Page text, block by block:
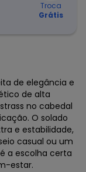
Troca
Grátis
de elegância e
de alta
no cabedal
O solado
e estabilidade,
casual ou um
a escolha certa
estar.